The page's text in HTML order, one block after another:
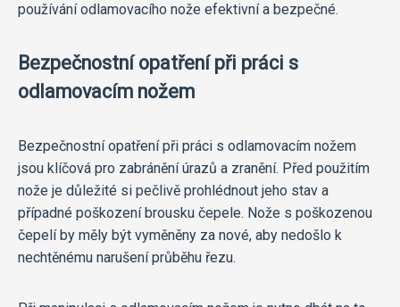
používání odlamovacího nože efektivní a bezpečné.
Bezpečnostní opatření při práci s
odlamovacím nožem
Bezpečnostní opatření při práci s odlamovacím nožem
jsou klíčová pro zabránění úrazů a zranění. Před použitím
nože je důležité si pečlivě prohlédnout jeho stav a
případné poškození brousku čepele. Nože s poškozenou
čepelí by měly být vyměněny za nové, aby nedošlo k
nechtěnému narušení průběhu řezu.